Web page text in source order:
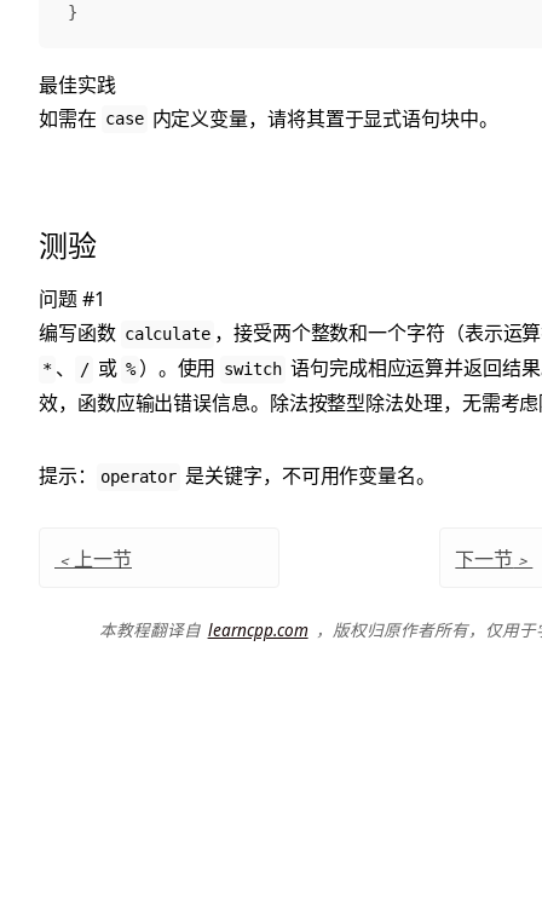
}
最佳实践
如需在 case 内定义变量，请将其置于显式语句块中。
测验
问题 #1
编写函数 calculate ，接受两个整数和一个字符（表示运
* 、 / 或 % ）。使用 switch 语句完成相应运算并返回结
效，函数应输出错误信息。除法按整型除法处理，无需考
提示： operator 是关键字，不可用作变量名。
﹤上一节 下一节 ﹥
本教程翻译自 learncpp.com ，版权归原作者所有，仅用